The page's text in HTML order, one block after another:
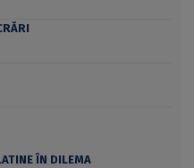
ÎN DILEMA